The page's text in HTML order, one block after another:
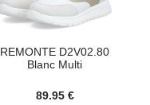
REMONTE D2V02.80
Blanc Multi
89.95 €